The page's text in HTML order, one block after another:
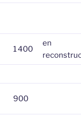
1 400
en
900